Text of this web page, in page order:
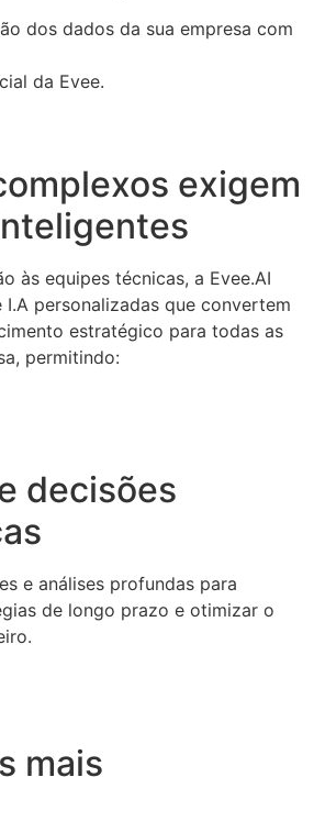
dos dados da sua empresa com
da Evee.
exigem
às equipes técnicas, a Evee.AI
personalizadas que convertem
estratégico para todas as
permitindo:
decisões
e análises profundas para
de longo prazo e otimizar o
mais